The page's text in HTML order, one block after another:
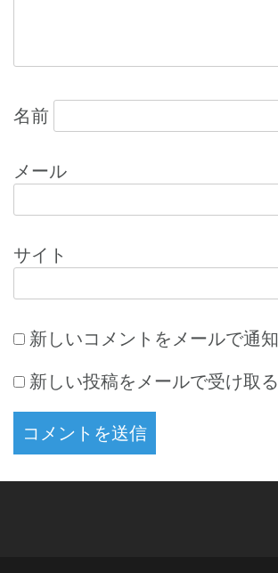
名前
メール
サイト
新しいコメントをメールで通知
新しい投稿をメールで受け取る